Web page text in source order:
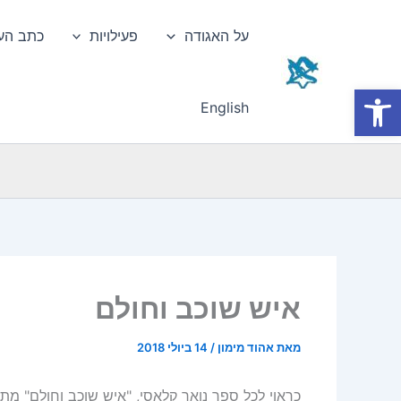
על האגודה פעילויות כתב
English
איש שוכב וחולם
מאתאהוד מימון / 14 ביולי 2018
כראוי לכל ספר נואר קלאסי, "איש שוכב
פתח סרגל נגישות